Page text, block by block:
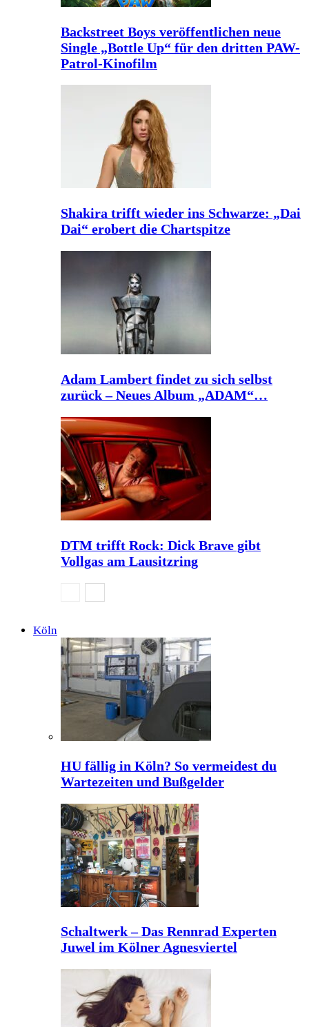
Backstreet Boys veröffentlichen neue
Single „Bottle Up“ für den dritten PAW-
Patrol-Kinofilm
Shakira trifft wieder ins Schwarze: „Dai
Dai“ erobert die Chartspitze
Adam Lambert findet zu sich selbst
zurück – Neues Album „ADAM“…
DTM trifft Rock: Dick Brave gibt
Vollgas am Lausitzring
Köln
HU fällig in Köln? So vermeidest du
Wartezeiten und Bußgelder
Schaltwerk – Das Rennrad Experten
Juwel im Kölner Agnesviertel